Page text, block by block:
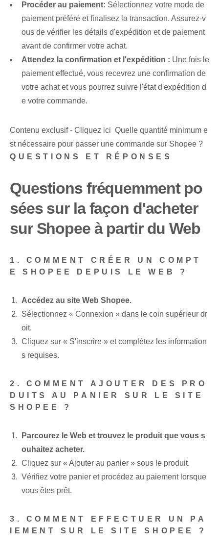
Procéder au paiement: Sélectionnez votre mode de
paiement préféré et finalisez la transaction. Assurez-v
ous de vérifier les détails d'expédition et de paiement
avant de confirmer votre achat.
Attendez la confirmation et l'expédition : Une fois le
paiement effectué, vous recevrez une confirmation de
votre achat et vous pourrez suivre l'état d'expédition d
e votre commande.
Contenu exclusif - Cliquez ici Quelle quantité minimum e
st nécessaire pour passer une commande sur Shopee ?
QUESTIONS ET RÉPONSES
Questions fréquemment po
sées sur la façon d'acheter
sur Shopee à partir du Web
1. COMMENT CRÉER UN COMPT
E SHOPEE DEPUIS LE WEB ?
Accédez au site Web Shopee.
Sélectionnez « Connexion » dans le coin supérieur dr
oit.
Cliquez sur « S'inscrire » et complétez les information
s requises.
2. COMMENT AJOUTER DES PRO
DUITS AU PANIER SUR LE SITE
SHOPEE ?
Parcourez le Web et trouvez le produit que vous s
ouhaitez acheter.
Cliquez sur « Ajouter au panier » sous le produit.
Vérifiez votre panier et procédez au paiement lorsque
vous êtes prêt.
3. COMMENT EFFECTUER UN PA
IEMENT SUR LE SITE SHOPEE ?